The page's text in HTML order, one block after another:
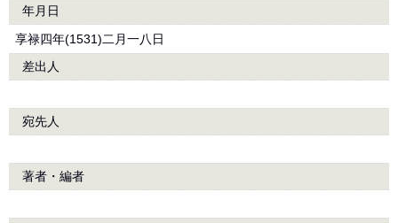
年月日
享禄四年(1531)二月一八日
差出人
宛先人
著者・編者